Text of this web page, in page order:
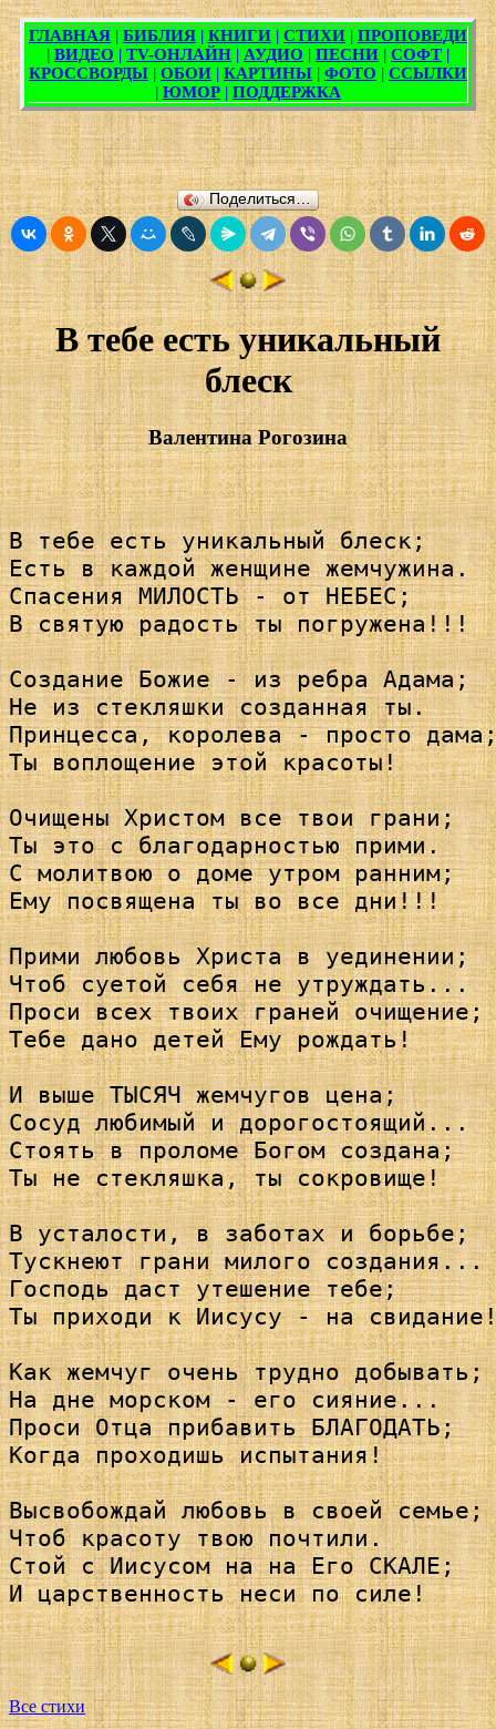
Поделиться…
В тебе есть уникальный
блеск
Валентина Рогозина
В тебе есть уникальный блеск;
Есть в каждой женщине жемчужина.
Спасения МИЛОСТЬ - от НЕБЕС;
В святую радость ты погружена!!!
Создание Божие - из ребра Адама;
Не из стекляшки созданная ты.
Принцесса, королева - просто
Ты воплощение этой красоты!
Очищены Христом все твои грани;
Ты это с благодарностью прими.
С молитвою о доме утром ранним;
Ему посвящена ты во все дни!!!
Прими любовь Христа в уединении;
Чтоб суетой себя не утруждать...
Проси всех твоих граней
Тебе дано детей Ему рождать!
И выше ТЫСЯЧ жемчугов цена;
Сосуд любимый и дорогостоящий...
Стоять в проломе Богом создана;
Ты не стекляшка, ты сокровище!
В усталости, в заботах и борьбе;
Тускнеют грани милого создания...
Господь даст утешение тебе;
Ты приходи к Иисусу - на
Как жемчуг очень трудно
На дне морском - его сияние...
Проси Отца прибавить БЛАГОДАТЬ;
Когда проходишь испытания!
Высвобождай любовь в своей
Чтоб красоту твою почтили.
Стой с Иисусом на на Его СКАЛЕ;
И царственность неси по силе!
Все стихи